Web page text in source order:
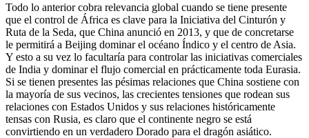
Todo lo anterior cobra relevancia global cuando se tiene presente
que el control de África es clave para la Iniciativa del Cinturón y
Ruta de la Seda, que China anunció en 2013, y que de concretarse
le permitirá a Beijing dominar el océano Índico y el centro de Asia.
Y esto a su vez lo facultaría para controlar las iniciativas comerciales
de India y dominar el flujo comercial en prácticamente toda Eurasia.
Si se tienen presentes las pésimas relaciones que China sostiene con
la mayoría de sus vecinos, las crecientes tensiones que rodean sus
relaciones con Estados Unidos y sus relaciones históricamente
tensas con Rusia, es claro que el continente negro se está
convirtiendo en un verdadero Dorado para el dragón asiático.